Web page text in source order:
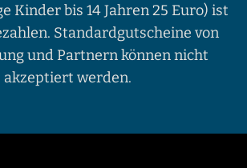
Kinder bis 14 Jahren 25 Euro) ist
Standardgutscheine von
und Partnern können nicht
akzeptiert werden.